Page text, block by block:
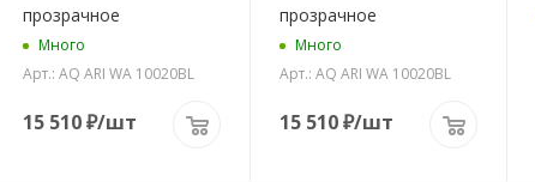
прозрачное
Много
Арт.: AQ ARI WA 10020BL
15 510₽/шт
прозрачное
Много
Арт.: AQ ARI WA 10020BL
15 510₽/шт